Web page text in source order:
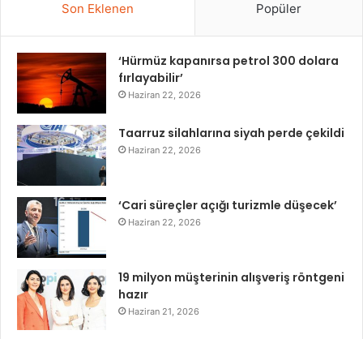
Son Eklenen Popüler
‘Hürmüz kapanırsa petrol 300 dolara
fırlayabilir’
Haziran 22, 2026
Taarruz silahlarına siyah perde çekildi
Haziran 22, 2026
‘Cari süreçler açığı turizmle düşecek’
Haziran 22, 2026
19 milyon müşterinin alışveriş röntgeni
hazır
Haziran 21, 2026